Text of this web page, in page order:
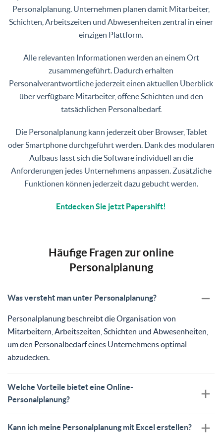
Personalplanung. Unternehmen planen damit Mitarbeiter,
Schichten, Arbeitszeiten und Abwesenheiten zentral in einer
einzigen Plattform.
Alle relevanten Informationen werden an einem Ort
zusammengeführt. Dadurch erhalten
Personalverantwortliche jederzeit einen aktuellen Überblick
über verfügbare Mitarbeiter, offene Schichten und den
tatsächlichen Personalbedarf.
Die Personalplanung kann jederzeit über Browser, Tablet
oder Smartphone durchgeführt werden. Dank des modularen
Aufbaus lässt sich die Software individuell an die
Anforderungen jedes Unternehmens anpassen. Zusätzliche
Funktionen können jederzeit dazu gebucht werden.
Entdecken Sie jetzt Papershift!
Häufige Fragen zur online
Personalplanung
Was versteht man unter Personalplanung?
Personalplanung beschreibt die Organisation von
Mitarbeitern, Arbeitszeiten, Schichten und Abwesenheiten,
um den Personalbedarf eines Unternehmens optimal
abzudecken.
Welche Vorteile bietet eine Online-
Personalplanung?
Kann ich meine Personalplanung mit Excel erstellen?